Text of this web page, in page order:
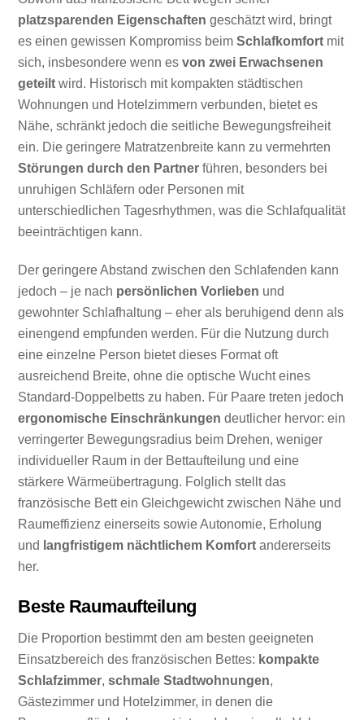
platzsparenden Eigenschaften geschätzt wird, bringt
es einen gewissen Kompromiss beimSchlafkomfort mit
sich, insbesondere wenn esvon zwei Erwachsenen
geteilt wird. Historisch mit kompakten städtischen
Wohnungen und Hotelzimmern verbunden, bietet es
Nähe, schränkt jedoch die seitliche Bewegungsfreiheit
ein. Die geringere Matratzenbreite kann zu vermehrten
Störungen durch den Partner führen, besonders bei
unruhigen Schläfern oder Personen mit
unterschiedlichen Tagesrhythmen, was die Schlafqualität
beeinträchtigen kann.
Der geringere Abstand zwischen den Schlafenden kann
jedoch – je nach persönlichen Vorlieben und
gewohnter Schlafhaltung – eher als beruhigend denn als
einengend empfunden werden. Für die Nutzung durch
eine einzelne Person bietet dieses Format oft
ausreichend Breite, ohne die optische Wucht eines
Standard-Doppelbetts zu haben. Für Paare treten jedoch
ergonomische Einschränkungen deutlicher hervor: ein
verringerter Bewegungsradius beim Drehen, weniger
individueller Raum in der Bettaufteilung und eine
stärkere Wärmeübertragung. Folglich stellt das
französische Bett ein Gleichgewicht zwischen Nähe und
Raumeffizienz einerseits sowie Autonomie, Erholung
und langfristigem nächtlichem Komfort andererseits
her.
Beste Raumaufteilung
Die Proportion bestimmt den am besten geeigneten
Einsatzbereich des französischen Bettes: kompakte
Schlafzimmer,schmale Stadtwohnungen,
Gästezimmer und Hotelzimmer, in denen die